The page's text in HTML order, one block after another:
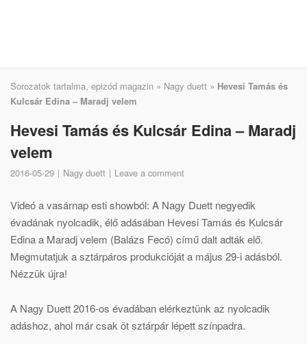
Sorozatok tartalma, epizód magazin » Nagy duett » Hevesi Tamás és
Kulcsár Edina – Maradj velem
Hevesi Tamás és Kulcsár Edina – Maradj
velem
2016-05-29 Nagy duett Leave a comment
Videó a vasárnap esti showból: A Nagy Duett negyedik
évadának nyolcadik, élő adásában Hevesi Tamás és Kulcsár
Edina a Maradj velem (Balázs Fecó) című dalt adták elő.
Megmutatjuk a sztárpáros produkcióját a május 29-i adásból.
Nézzük újra!
A Nagy Duett 2016-os évadában elérkeztünk az nyolcadik
adáshoz, ahol már csak öt sztárpár lépett színpadra.